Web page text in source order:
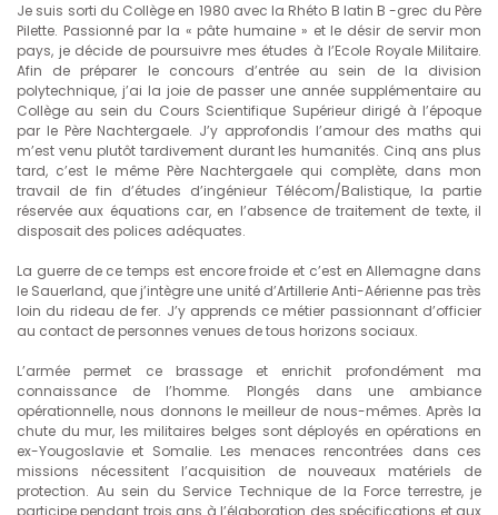
Je suis sorti du Collège en 1980 avec la Rhéto B latin B -grec du Père
Pilette. Passionné par la « pâte humaine » et le désir de servir mon
pays, je décide de poursuivre mes études à l’Ecole Royale Militaire.
Afin de préparer le concours d’entrée au sein de la division
polytechnique, j’ai la joie de passer une année supplémentaire au
Collège au sein du Cours Scientifique Supérieur dirigé à l’époque
par le Père Nachtergaele. J’y approfondis l’amour des maths qui
m’est venu plutôt tardivement durant les humanités. Cinq ans plus
tard, c’est le même Père Nachtergaele qui complète, dans mon
travail de fin d’études d’ingénieur Télécom/Balistique, la partie
réservée aux équations car, en l’absence de traitement de texte, il
disposait des polices adéquates.
La guerre de ce temps est encore froide et c’est en Allemagne dans
le Sauerland, que j’intègre une unité d’Artillerie Anti-Aérienne pas très
loin du rideau de fer. J’y apprends ce métier passionnant d’officier
au contact de personnes venues de tous horizons sociaux.
L’armée permet ce brassage et enrichit profondément ma
connaissance de l’homme. Plongés dans une ambiance
opérationnelle, nous donnons le meilleur de nous-mêmes. Après la
chute du mur, les militaires belges sont déployés en opérations en
ex-Yougoslavie et Somalie. Les menaces rencontrées dans ces
missions nécessitent l’acquisition de nouveaux matériels de
protection. Au sein du Service Technique de la Force terrestre, je
participe pendant trois ans à l’élaboration des spécifications et aux